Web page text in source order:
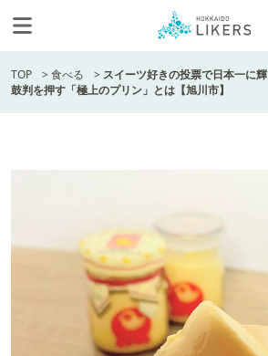
TOP >食べる > スイーツ好きの投票で日本一に
鼓判を押す「極上のプリン」とは【旭川市】